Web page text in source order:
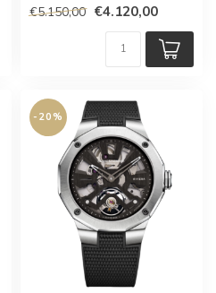
€5.150,00 €4.120,00
-20%